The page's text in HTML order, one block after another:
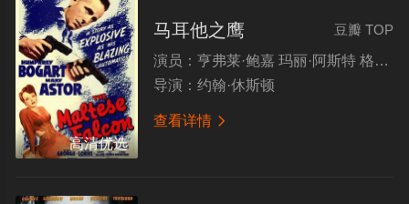
高清优选
豆瓣 TOP
马耳他之鹰
演员： 亨弗莱·鲍嘉 玛丽·阿斯特 格拉黛丝·乔治 彼得·洛
导演： 约翰·休斯顿
查看详情 